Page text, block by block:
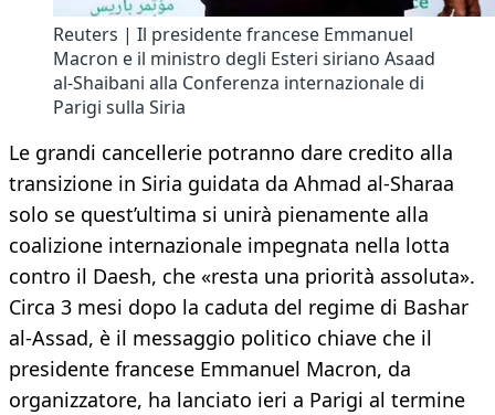
Reuters | Il presidente francese Emmanuel
Macron e il ministro degli Esteri siriano Asaad
al-Shaibani alla Conferenza internazionale di
Parigi sulla Siria
Le grandi cancellerie potranno dare credito alla
transizione in Siria guidata da Ahmad al-Sharaa
solo se quest’ultima si unirà pienamente alla
coalizione internazionale impegnata nella lotta
contro il Daesh, che «resta una priorità assoluta».
Circa 3 mesi dopo la caduta del regime di Bashar
al-Assad, è il messaggio politico chiave che il
presidente francese Emmanuel Macron, da
organizzatore, ha lanciato ieri a Parigi al termine